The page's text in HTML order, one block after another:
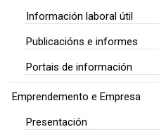
Información laboral útil
Publicacións e informes
Portais de información
Emprendemento e Empresa
Presentación